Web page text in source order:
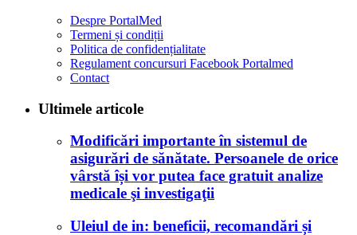
Despre PortalMed
Termeni și condiții
Politica de confidențialitate
Regulament concursuri Facebook Portalmed
Contact
Ultimele articole
Modificări importante în sistemul de
asigurări de sănătate. Persoanele de orice
vârstă își vor putea face gratuit analize
medicale şi investigaţii
Uleiul de in: beneficii, recomandări și